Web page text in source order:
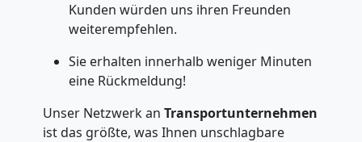
Kunden würden uns ihren Freunden
weiterempfehlen.
Sie erhalten innerhalb weniger Minuten
eine Rückmeldung!
Unser Netzwerk an Transportunternehmen
ist das größte, was Ihnen unschlagbare